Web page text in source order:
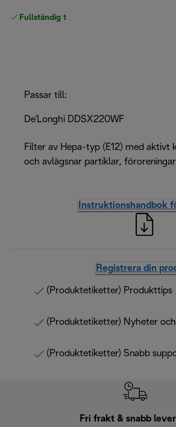
Fullständig tillverkargaranti
Passar till:
De'Longhi DDSX220WF
Filter av Hepa-typ (E12) med aktivt
och avlägsnar partiklar,
Instruktionshandbok
Registrera din
(Produktetiketter) Produkttips
(Produktetiketter) Nyheter
(Produktetiketter) Snabb
Fri frakt & snabb